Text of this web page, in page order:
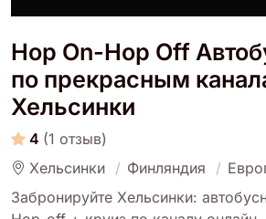
Hop On-Hop Off
по прекрасным
Хельсинки
4 (1 отзыв)
Хельсинки
Финляндия
Забронируйте Хельсинки: